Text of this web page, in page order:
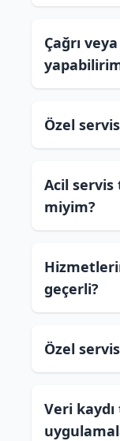
Çağrı
Özel
Acil
miyim?
geçerli?
Özel
Veri